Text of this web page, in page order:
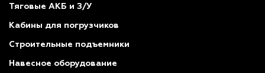
Тяговые АКБ и З/У
Кабины для погрузчиков
Строительные подъемники
Навесное оборудование